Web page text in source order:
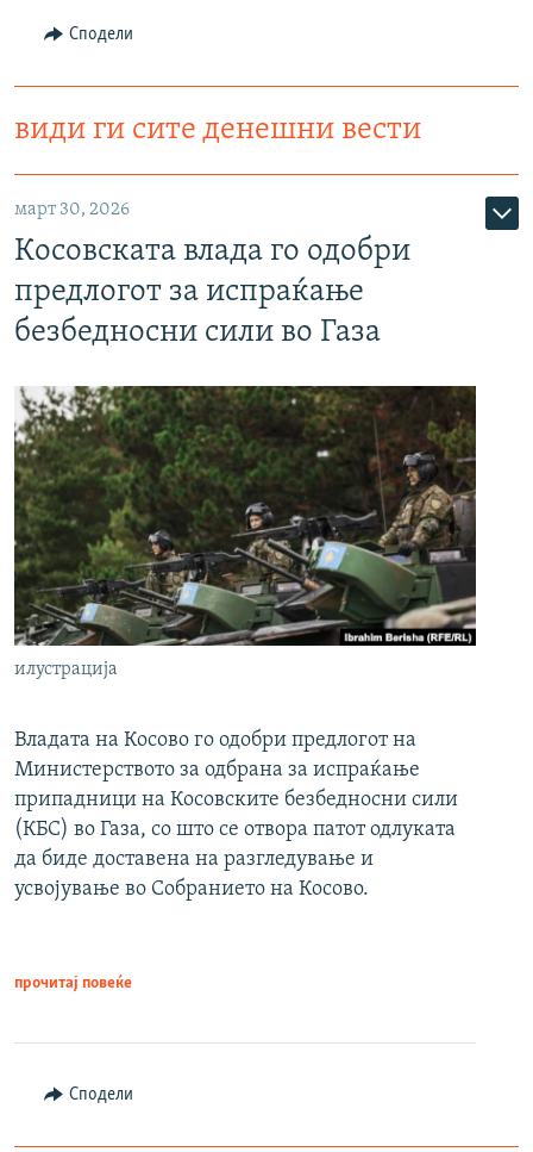
Сподели
види ги сите денешни вести
март 30, 2026
Косовската влада го одобри
предлогот за испраќање
безбедносни сили во Газа
илустрација
Владата на Косово го одобри предлогот на
Министерството за одбрана за испраќање
припадници на Косовските безбедносни сили
(КБС) во Газа, со што се отвора патот одлуката
да биде доставена на разгледување и
усвојување во Собранието на Косово.
прочитај повеќе
Сподели